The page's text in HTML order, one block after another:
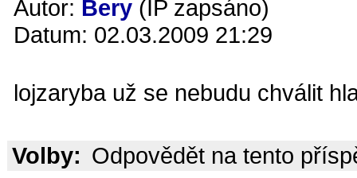
Autor: Bery (IP zapsáno)
Datum: 02.03.2009 21:29
lojzaryba už se nebudu chválit
Volby: Odpovědět na tento